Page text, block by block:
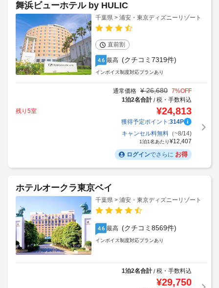
舞浜ビューホテル by HULIC
千葉県 > 浦安・東京ディズニーリゾート
直前割
4.6 最高 (クチコミ7319件)
インボイス制度対応プランあり
通常価格 ¥ 26,680 7%OFF
1泊2名合計/税・手数料込
残り5室
¥24,813
獲得予定ポイント:314P
キャンセル料無料（~8/14)
1泊1名あたり¥12,407
ログインでさらに お得
ホテルオークラ東京ベイ
千葉県 > 浦安・東京ディズニーリゾート
4.6 最高 (クチコミ8569件)
インボイス制度対応プランあり
1泊2名合計/税・手数料込
¥29,750